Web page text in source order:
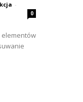
-
0
elementów